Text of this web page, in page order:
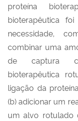
proteína
bioterapêutica
necessidade,
combinar uma
de captura
bioterapêutica
ligação da
(b) adicionar um
um alvo rotulado